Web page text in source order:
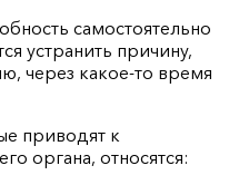
самостоятельно
устранить причину,
через какое-то время
приводят к
органа, относятся: